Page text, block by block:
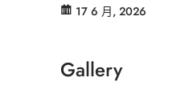
17 6 月, 2026
Gallery